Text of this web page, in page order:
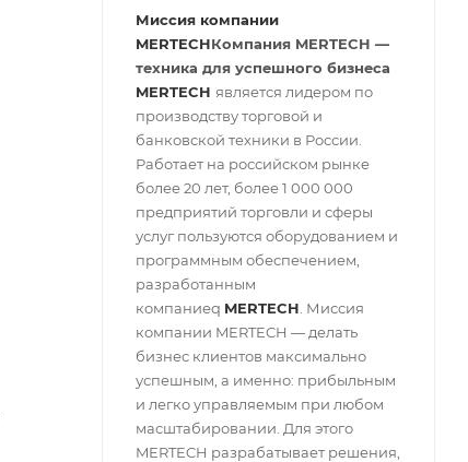
Миссия компании
MERTECHКомпания MERTECH —
техника для успешного бизнеса
MERTECH является лидером по
производству торговой и
банковской техники в России.
Работает на российском рынке
более 20 лет, более 1 000 000
предприятий торговли и сферы
услуг пользуются оборудованием и
программным обеспечением,
разработанным
компаниеq MERTECH . Миссия
компании MERTECH — делать
бизнес клиентов максимально
успешным, а именно: прибыльным
и легко управляемым при любом
масштабировании. Для этого
MERTECH разрабатывает решения,